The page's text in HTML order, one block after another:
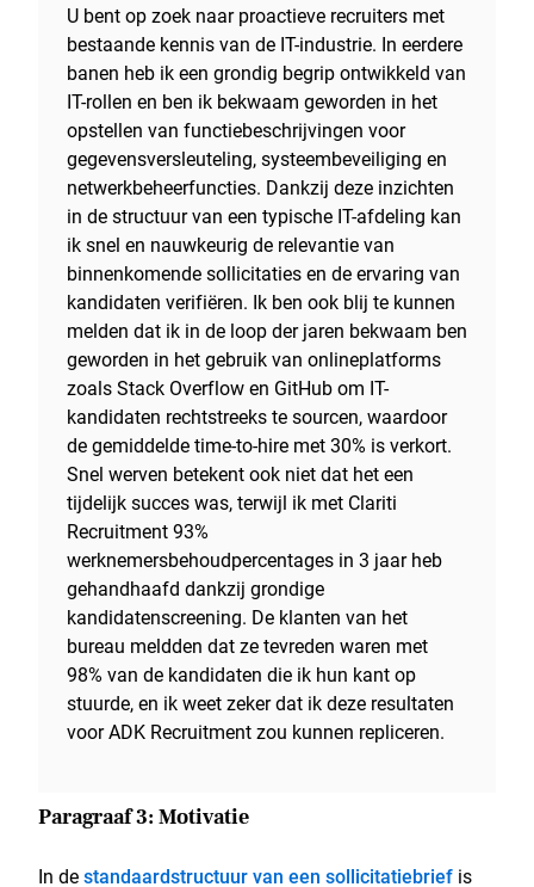
U bent op zoek naar proactieve recruiters met
bestaande kennis van de IT-industrie. In eerdere
banen heb ik een grondig begrip ontwikkeld van
IT-rollen en ben ik bekwaam geworden in het
opstellen van functiebeschrijvingen voor
gegevensversleuteling, systeembeveiliging en
netwerkbeheerfuncties. Dankzij deze inzichten
in de structuur van een typische IT-afdeling kan
ik snel en nauwkeurig de relevantie van
binnenkomende sollicitaties en de ervaring van
kandidaten verifiëren. Ik ben ook blij te kunnen
melden dat ik in de loop der jaren bekwaam ben
geworden in het gebruik van onlineplatforms
zoals Stack Overflow en GitHub om IT-
kandidaten rechtstreeks te sourcen, waardoor
de gemiddelde time-to-hire met 30% is verkort.
Snel werven betekent ook niet dat het een
tijdelijk succes was, terwijl ik met Clariti
Recruitment 93%
werknemersbehoudpercentages in 3 jaar heb
gehandhaafd dankzij grondige
kandidatenscreening. De klanten van het
bureau meldden dat ze tevreden waren met
98% van de kandidaten die ik hun kant op
stuurde, en ik weet zeker dat ik deze resultaten
voor ADK Recruitment zou kunnen repliceren.
Paragraaf 3: Motivatie
In destandaardstructuur van een sollicitatiebrief is